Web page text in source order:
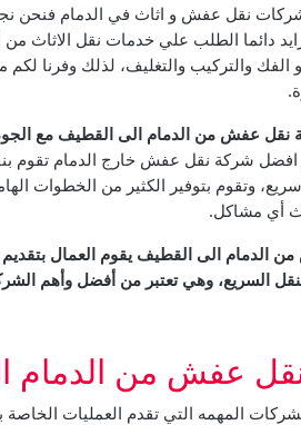
نقل عفش و اثاث في الدمام فنحن نجد
دائما الطلب علي خدمات نقل الاثاث
والتركيب والتغليف، لذلك وفرنا
عفش من الدمام الى القطيف مع
افضل شركة نقل عفش خارج الدمام تقوم
وتقوم بتوفير الكثير من الخطوات
أي مشاكل.
الدمام الى القطيف يقوم العمال
السريع، وهي تعتبر من أفضل وأهم
عفش من الدمام
المهمه التي تقدم العمليات